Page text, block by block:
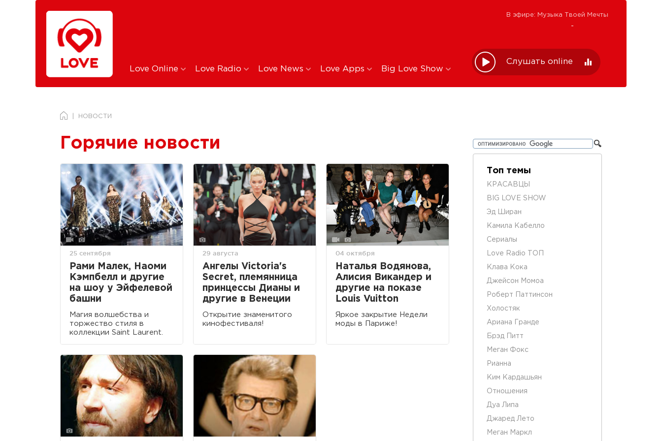
Love Online Love Radio Love News Love Apps Big Love Show
В эфире: Музыка Твоей Мечты
Слушать online
НОВОСТИ
Горячие новости
25 сентября
Рами Малек, Наоми
Кэмпбелл и другие
на шоу у Эйфелевой
башни
Магия волшебства и
торжество стиля в
коллекции Saint Laurent.
29 августа
Ангелы Victoria's
Secret, племянница
принцессы Дианы и
другие в Венеции
Открытие знаменитого
кинофестиваля!
04 октября
Наталья Водянова,
Алисия Викандер и
другие на показе
Louis Vuitton
Яркое закрытие Недели
моды в Париже!
Топ темы
КРАСАВЦЫ
BIG LOVE SHOW
Эд Ширан
Камила Кабелло
Сериалы
Love Radio ТОП
Клава Кока
Джейсон Момоа
Роберт Паттинсон
Холостяк
Ариана Гранде
Брэд Питт
Меган Фокс
Рианна
Ким Кардашьян
Отношения
Дуа Липа
Джаред Лето
Меган Маркл